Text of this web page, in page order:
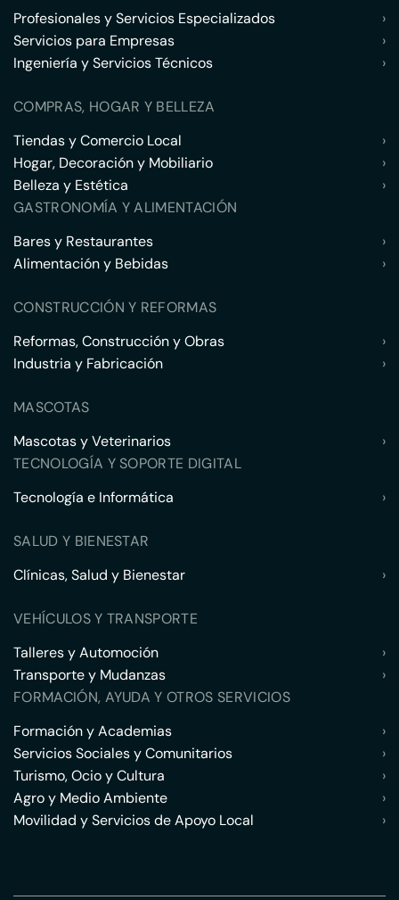
Profesionales y Servicios Especializados
›
Servicios para Empresas
›
Ingeniería y Servicios Técnicos
›
COMPRAS, HOGAR Y BELLEZA
Tiendas y Comercio Local
›
Hogar, Decoración y Mobiliario
›
Belleza y Estética
›
GASTRONOMÍA Y ALIMENTACIÓN
Bares y Restaurantes
›
Alimentación y Bebidas
›
CONSTRUCCIÓN Y REFORMAS
Reformas, Construcción y Obras
›
Industria y Fabricación
›
MASCOTAS
Mascotas y Veterinarios
›
TECNOLOGÍA Y SOPORTE DIGITAL
Tecnología e Informática
›
SALUD Y BIENESTAR
Clínicas, Salud y Bienestar
›
VEHÍCULOS Y TRANSPORTE
Talleres y Automoción
›
Transporte y Mudanzas
›
FORMACIÓN, AYUDA Y OTROS SERVICIOS
Formación y Academias
›
Servicios Sociales y Comunitarios
›
Turismo, Ocio y Cultura
›
Agro y Medio Ambiente
›
Movilidad y Servicios de Apoyo Local
›